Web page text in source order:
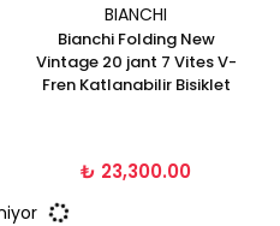
BIANCHI
Bianchi Folding New
Vintage 20 jant 7 Vites V-
Fren Katlanabilir Bisiklet
₺ 23,300.00